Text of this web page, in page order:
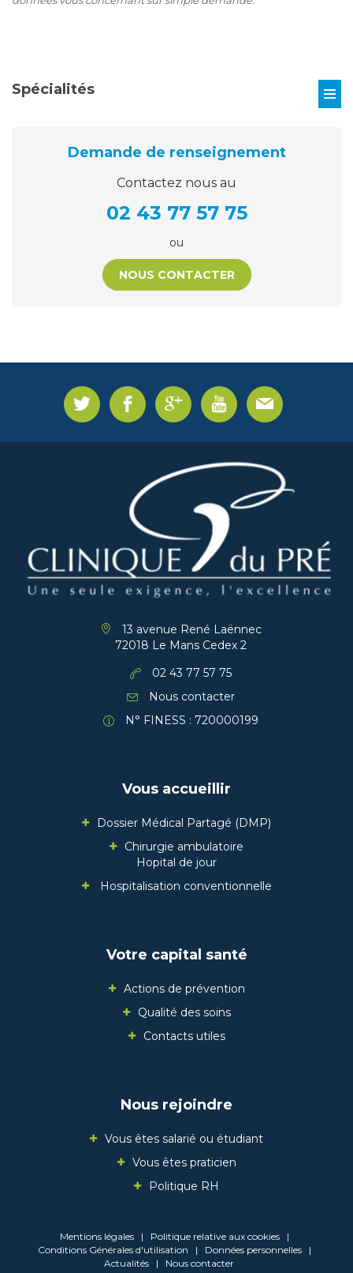
Spécialités
Demande de renseignement
Contactez nous au
02 43 77 57 75
ou
NOUS CONTACTER
13 avenue René Laënnec
72018 Le Mans Cedex 2
02 43 77 57 75
Nous contacter
N° FINESS : 720000199
Vous accueillir
Dossier Médical Partagé (DMP)
Chirurgie ambulatoire
Hopital de jour
Hospitalisation conventionnelle
Votre capital santé
Actions de prévention
Qualité des soins
Contacts utiles
Nous rejoindre
Vous êtes salarié ou étudiant
Vous êtes praticien
Politique RH
Mentions légales| Politique relative aux cookies|
Conditions Générales d'utilisation | Données personnelles|
Actualités| Nous contacter